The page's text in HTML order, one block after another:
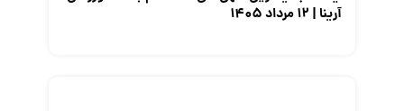
آرینا | ۱۲ مرداد ۱۴۰۵